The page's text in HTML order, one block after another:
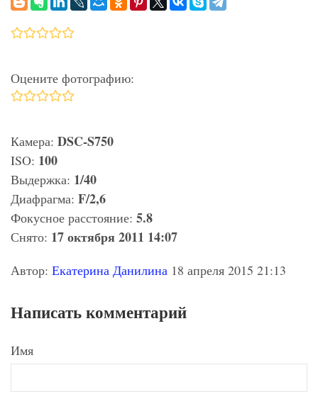
Оцените фотографию:
Камера: DSC-S750
ISO: 100
Выдержка: 1/40
Диафрагма: F/2,6
Фокусное расстояние: 5.8
Снято: 17 октября 2011 14:07
Автор: Екатерина Данилина 18 апреля 2015 21:13
Написать комментарий
Имя